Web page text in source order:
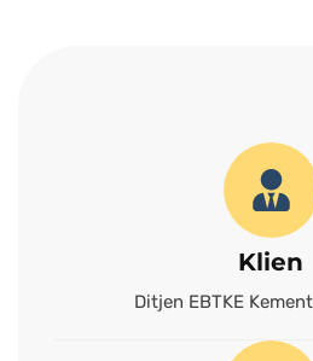
Klien
Ditjen EBTKE